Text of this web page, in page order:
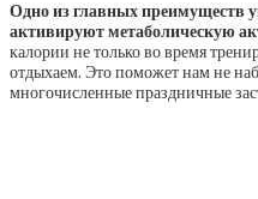
Одно из главных преимуществ
активируют метаболическую
калории не только во время
отдыхаем. Это поможет нам не
многочисленные праздничные